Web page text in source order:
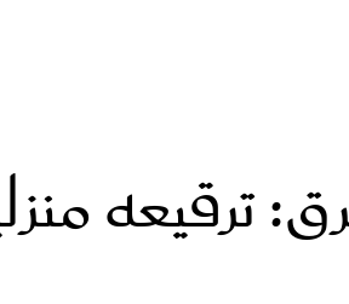
ترقيعه
مجلة سيدتي
مناسبات X سيدتي